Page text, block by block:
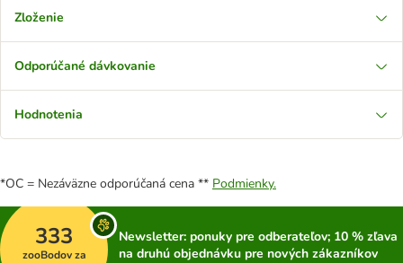
Zloženie
Odporúčané dávkovanie
Hodnotenia
*OC = Nezáväzne odporúčaná cena ** Podmienky.
333
zooBodov za
Newsletter: ponuky pre odberateľov; 10 % zľava
na druhú objednávku pre nových zákazníkov